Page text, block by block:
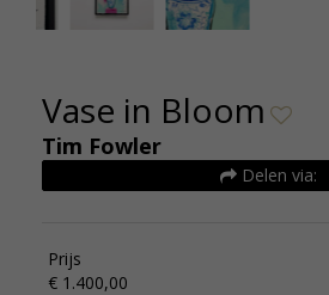
Vase in Bloom
Tim Fowler
Delen via:
Prijs
€ 1.400,00